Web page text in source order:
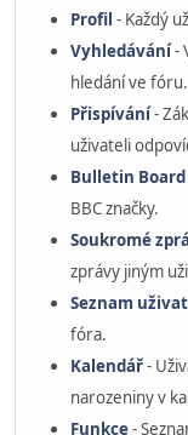
Profil - Každý
Vyhledávání-
hledání ve fóru.
Přispívání-
uživateli
Bulletin Board
BBC značky.
Soukromé
zprávy jiným
Seznam
fóra.
Kalendář-
narozeniny v
Funkce-